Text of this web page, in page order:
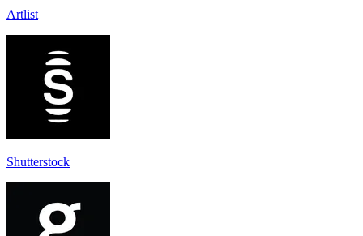
Artlist
Shutterstock